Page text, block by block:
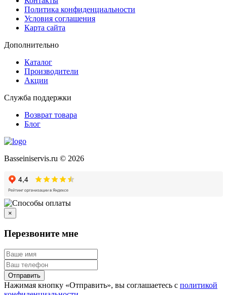
Политика конфиденциальности
Условия соглашения
Карта сайта
Дополнительно
Каталог
Производители
Акции
Служба поддержки
Возврат товара
Блог
Basseiniservis.ru © 2026
×
Перезвоните мне
Отправить
Нажимая кнопку «Отправить», вы соглашаетесь с политикой